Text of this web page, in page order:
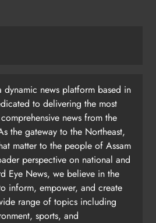
dynamic news platform based in
to delivering the most
news from the
the gateway to the Northeast,
matter to the people of Assam
perspective on national and
Eye News, we believe in the
inform, empower, and create
range of topics including
sports, and